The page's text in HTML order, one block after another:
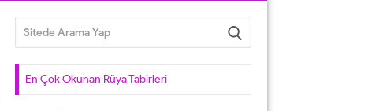
En Çok Okunan Rüya Tabirleri